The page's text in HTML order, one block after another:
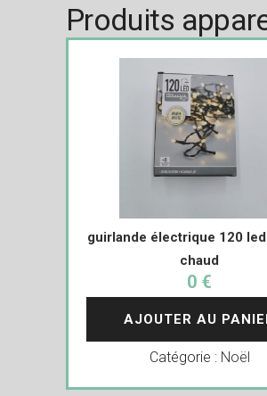
Produits
guirlande électrique 120
chaud
0 €
AJOUTER AU
Catégorie : Noël